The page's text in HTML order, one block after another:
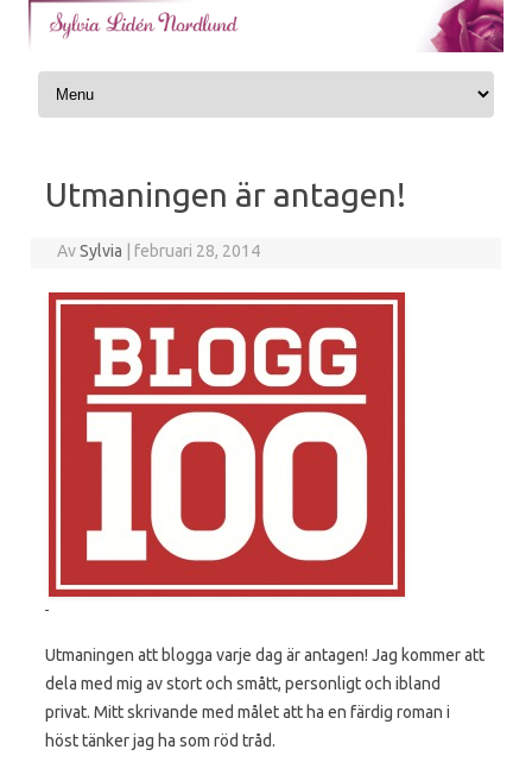
Skip to content
Utmaningen är antagen!
AvSylvia februari 28, 2014
Utmaningen att blogga varje dag är antagen! Jag kommer att
dela med mig av stort och smått, personligt och ibland
privat. Mitt skrivande med målet att ha en färdig roman i
höst tänker jag ha som röd tråd.